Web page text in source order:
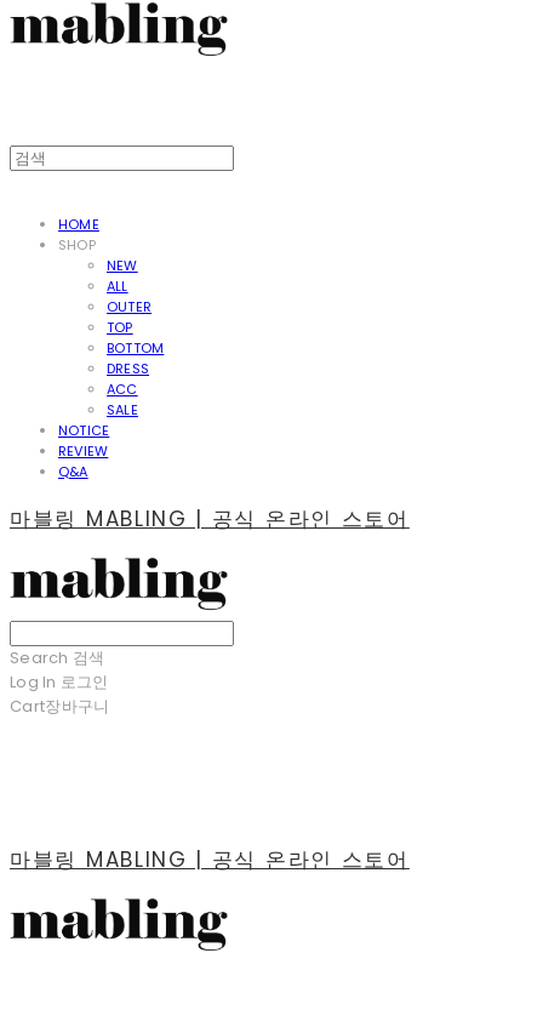
HOME
SHOP
NEW
ALL
OUTER
TOP
BOTTOM
DRESS
ACC
SALE
NOTICE
REVIEW
Q&A
마블링 MABLING | 공식 온라인 스토어
Search 검색
Log In 로그인
Cart장바구니
마블링 MABLING | 공식 온라인 스토어